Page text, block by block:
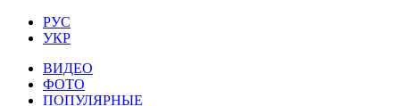
РУС
УКР
ВИДЕО
ФОТО
ПОПУЛЯРНЫЕ